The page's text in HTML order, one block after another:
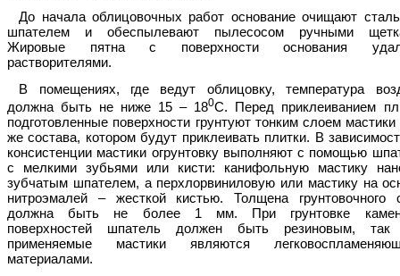
До начала облицовочных работ основание очищают
шпателем и обеспылевают пылесосом ручными
Жировые пятна с поверхности основания
растворителями.
В помещениях, где ведут облицовку, температура
должна быть не ниже 15 – 180С. Перед приклеиванием
подготовленные поверхности грунтуют тонким слоем мастики
же состава, котором будут приклеивать плитки. В
консистенции мастики огрунтовку выполняют с помощью
с мелкими зубьями или кисти: канифольную мастику
зубчатым шпателем, а перхлорвиниловую или мастику на
нитроэмалей – жесткой кистью. Толщена грунтовочного
должна быть не более 1 мм. При грунтовке
поверхностей шпатель должен быть резиновым, так
применяемые мастики являются
материалами.